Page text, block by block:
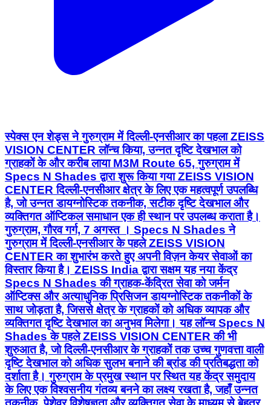
स्पेक्स एन शेड्स ने गुरुग्राम में दिल्ली-एनसीआर का पहला ZEISS
VISION CENTER लॉन्च किया, उन्नत दृष्टि देखभाल को
ग्राहकों के और करीब लाया M3M Route 65, गुरुग्राम में
Specs N Shades द्वारा शुरू किया गया ZEISS VISION
CENTER दिल्ली-एनसीआर क्षेत्र के लिए एक महत्वपूर्ण उपलब्धि
है, जो उन्नत डायग्नोस्टिक तकनीक, सटीक दृष्टि देखभाल और
व्यक्तिगत ऑप्टिकल समाधान एक ही स्थान पर उपलब्ध कराता है।
गुरुग्राम, गौरव गर्ग, 7 अगस्त । Specs N Shades ने
गुरुग्राम में दिल्ली-एनसीआर के पहले ZEISS VISION
CENTER का शुभारंभ करते हुए अपनी विज़न केयर सेवाओं का
विस्तार किया है। ZEISS India द्वारा सक्षम यह नया केंद्र
Specs N Shades की ग्राहक-केंद्रित सेवा को जर्मन
ऑप्टिक्स और अत्याधुनिक प्रिसिजन डायग्नोस्टिक तकनीकों के
साथ जोड़ता है, जिससे क्षेत्र के ग्राहकों को अधिक व्यापक और
व्यक्तिगत दृष्टि देखभाल का अनुभव मिलेगा। यह लॉन्च Specs N
Shades के पहले ZEISS VISION CENTER की भी
शुरुआत है, जो दिल्ली-एनसीआर के ग्राहकों तक उच्च गुणवत्ता वाली
दृष्टि देखभाल को अधिक सुलभ बनाने की ब्रांड की प्रतिबद्धता को
दर्शाता है। गुरुग्राम के प्रमुख स्थान पर स्थित यह केंद्र समुदाय
के लिए एक विश्वसनीय गंतव्य बनने का लक्ष्य रखता है, जहाँ उन्नत